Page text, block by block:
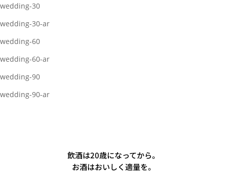
wedding-30
wedding-30-ar
wedding-60
wedding-60-ar
wedding-90
wedding-90-ar
飲酒は20歳になってから。
お酒はおいしく適量を。